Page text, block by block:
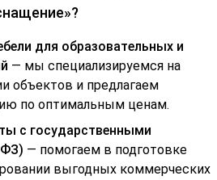
для образовательных и
— мы специализируемся на
объектов и предлагаем
по оптимальным ценам.
с государственными
— помогаем в подготовке
выгодных коммерческих